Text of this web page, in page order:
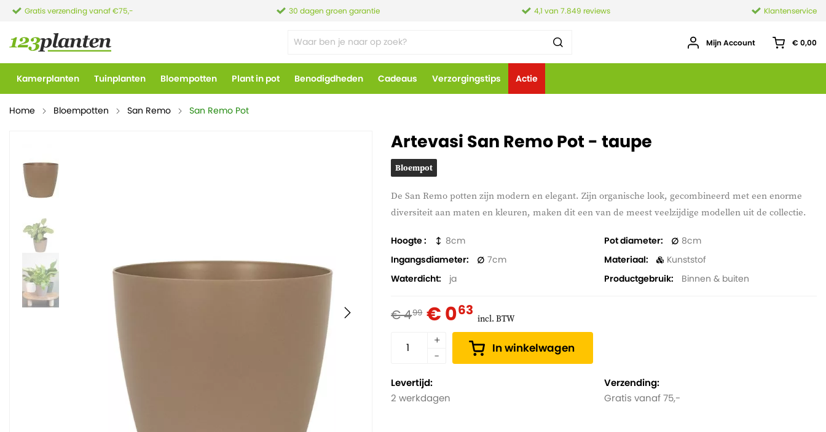
Gratis verzending vanaf €75,- 30 dagen groen garantie 4,1 van 7.849 reviews Klantenservice
Mijn Account € 0,00
Kamerplanten Tuinplanten Bloempotten Plant in pot Benodigdheden Cadeaus Verzorgingstips Actie
Home Bloempotten San Remo San Remo Pot
Artevasi San Remo Pot - taupe
Bloempot
De San Remo potten zijn modern en elegant. Zijn organische look, gecombineerd met een enorme
diversiteit aan maten en kleuren, maken dit een van de meest veelzijdige modellen uit de collectie.
Hoogte 8 Pot diameter
8
Ingangsdiameter
7 Materiaal
Kunststof
Waterdicht
ja Productgebruik Binnen & buiten
€ 499 € 063 incl. BTW
In winkelwagen
Levertijd:
2 werkdagen
Verzending:
Gratis vanaf 75,-